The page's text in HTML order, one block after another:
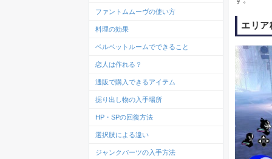
エリア
ファントムムーヴの使い方
料理の効果
ベルベットルームでできること
恋人は作れる？
通販で購入できるアイテム
掘り出し物の入手場所
HP・SPの回復方法
選択肢による違い
ジャンクパーツの入手方法